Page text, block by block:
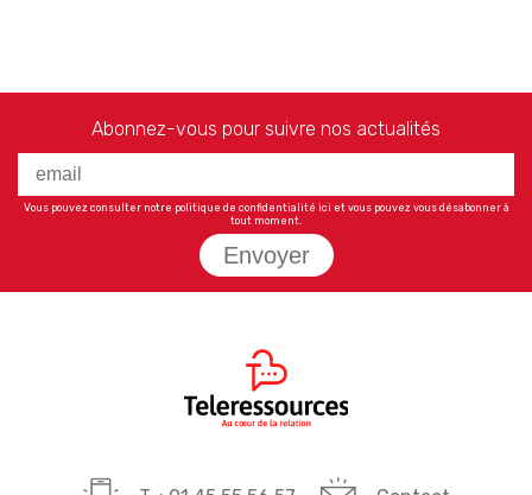
Abonnez-vous pour suivre nos actualités
Vous pouvez consulter notre politique de confidentialité ici et vous pouvez vous désabonner à
tout moment.
Envoyer